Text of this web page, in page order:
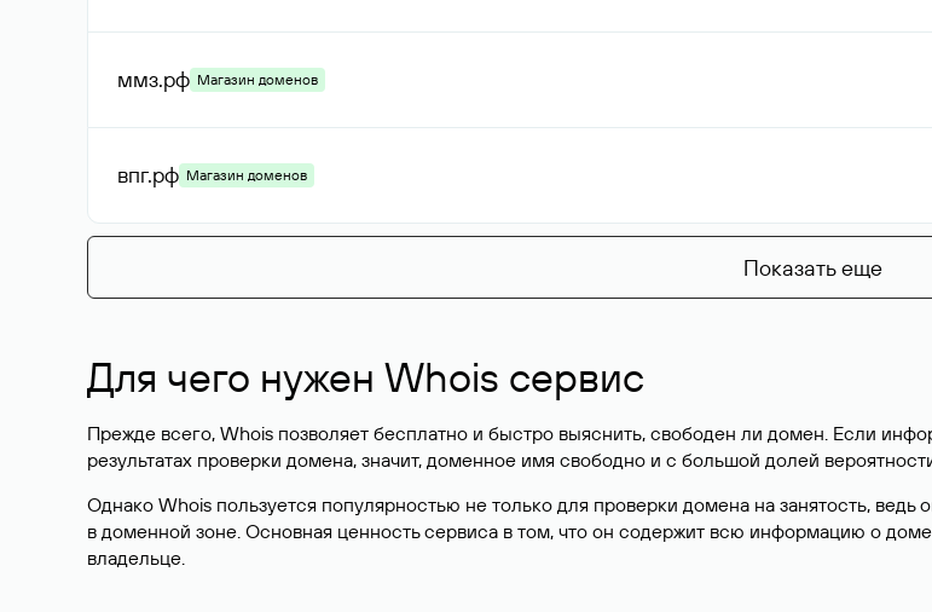
ммз.рф Магазин доменов
впг.рф Магазин доменов
Показать еще
Для чего нужен Whois сервис
Прежде всего, Whois позволяет бесплатно и быстро выяснить, свободен ли домен. Если
результатах проверки домена, значит, доменное имя свободно и с большой долей
Однако Whois пользуется популярностью не только для проверки домена на занятость,
в доменной зоне. Основная ценность сервиса в том, что он содержит всю информацию о
владельце.